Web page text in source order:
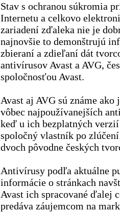
Stav s ochranou súkromia
Internetu a celkovo
zariadení zďaleka nie je
najnovšie to demonštrujú
zbieraní a zdieľaní dát
antivírusov Avast a AVG,
spoločnosťou Avast.
Avast aj AVG sú známe ako
vôbec najpoužívanejších
keď u ich bezplatných
spoločný vlastník po
dvoch pôvodne českých
Antivírusy podľa aktuálne
informácie o stránkach
Avast ich spracované ďalej
predáva záujemcom na